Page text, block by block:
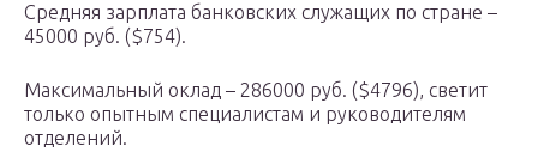
Средняя зарплата банковских служащих по стране –
45000 руб. ($754).
Максимальный оклад – 286000 руб. ($4796), светит
только опытным специалистам и руководителям
отделений.